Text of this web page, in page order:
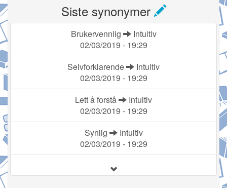
Siste synonymer
Brukervennlig
Intuitiv
02/03/2019 - 19:29
Selvforklarende
Intuitiv
02/03/2019 - 19:29
Lett å forstå
Intuitiv
02/03/2019 - 19:29
Synlig
Intuitiv
02/03/2019 - 19:29